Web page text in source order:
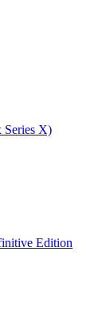
Series X)
Edition